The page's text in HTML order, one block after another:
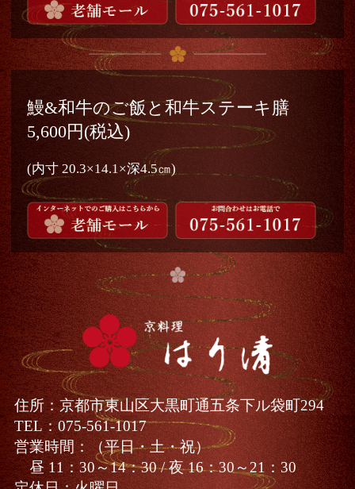
鰻&和牛のご飯と和牛ステーキ膳
5,600円(税込)
(内寸 20.3×14.1×深4.5㎝)
住所：京都市東山区大黒町通五条下ル袋町294
TEL：075-561-1017
営業時間：（平日・土・祝）
昼 11：30～14：30 / 夜 16：30～21：30